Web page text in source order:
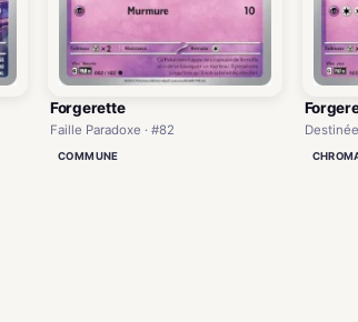
Forgerette
Faille Paradoxe · #82
COMMUNE